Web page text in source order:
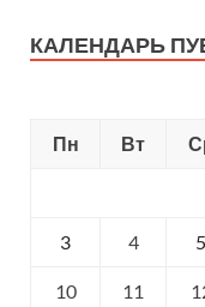
КАЛЕНДАРЬ
Пн
Вт
3 4 5
10 11